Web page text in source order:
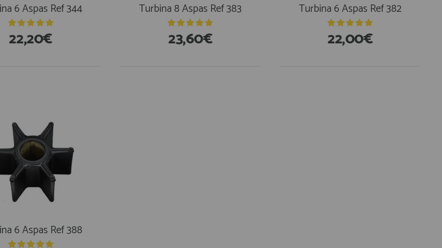
6 Aspas Ref 344
22,20€
Turbina 8 Aspas Ref 383
23,60€
Turbina 6 Aspas Ref 382
22,00€
6 Aspas Ref 388